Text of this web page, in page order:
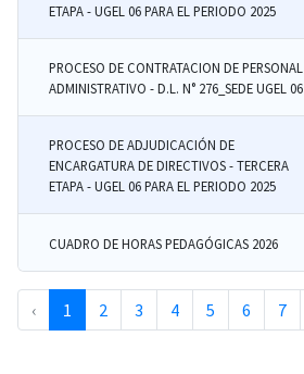
ETAPA - UGEL 06 PARA EL PERIODO 2025
PROCESO DE CONTRATACION DE PERSONAL
ADMINISTRATIVO - D.L. N° 276_SEDE UGEL 06
PROCESO DE ADJUDICACIÓN DE
ENCARGATURA DE DIRECTIVOS - TERCERA
ETAPA - UGEL 06 PARA EL PERIODO 2025
CUADRO DE HORAS PEDAGÓGICAS 2026
‹ 1 2 3 4 5 6 7